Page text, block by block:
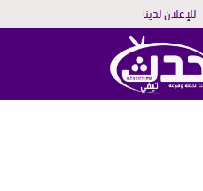
للإعلان لدينا